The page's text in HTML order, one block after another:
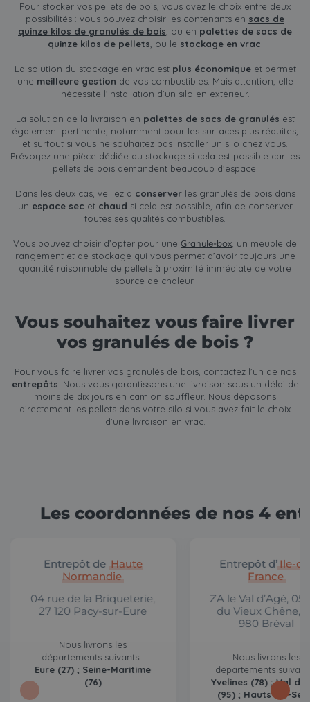
Pour stocker vos pellets de bois, vous avez le choix entre deux
possibilités : vous pouvez choisir les contenants en sacs de
quinze kilos de granulés de bois , ou en palettes de sacs de
quinze kilos de pellets , ou le stockage en vrac
La solution du stockage en vrac est plus économiqueet permet
une meilleure gestion de vos combustibles. Mais attention, elle
nécessite l’installation d’un silo en extérieur.
La solution de la livraison en palettes de sacs de granulés est
également pertinente, notamment pour les surfaces plus réduites,
et surtout si vous ne souhaitez pas installer un silo chez vous.
Prévoyez une pièce dédiée au stockage si cela est possible car les
pellets de bois demandent beaucoup d’espace.
Dans les deux cas, veillez à conserverles granulés de bois dans
un espace sec et chaud si cela est possible, afin de conserver
toutes ses qualités combustibles.
Vous pouvez choisir d’opter pour une Granule-box , un meuble de
rangement et de stockage qui vous permet d’avoir toujours une
quantité raisonnable de pellets à proximité immédiate de votre
source de chaleur.
Vous souhaitez vous faire livrer
vos granulés de bois ?
Pour vous faire livrer vos granulés de bois, contactez l’un de nos
entrepôts . Nous vous garantissons une livraison sous un délai de
moins de dix jours en camion souffleur. Nous déposons
directement les pellets dans votre silo si vous avez fait le choix
d’une livraison en vrac.
Les coordonnées de nos 4
Entrepôt de Haute
Normandie
04 rue de la Briqueterie,
27 120 Pacy-sur-Eure
Nous livrons les
départements suivants :
Eure (27) ; Seine-Maritime
(76)
Entrepôt d’ Ile-
France
ZA le Val d’Agé, 05
du Vieux Chêne,
980 Bréval
Nous livrons les
départements
Yvelines (78) ; Val
(95) ; Hauts-de-